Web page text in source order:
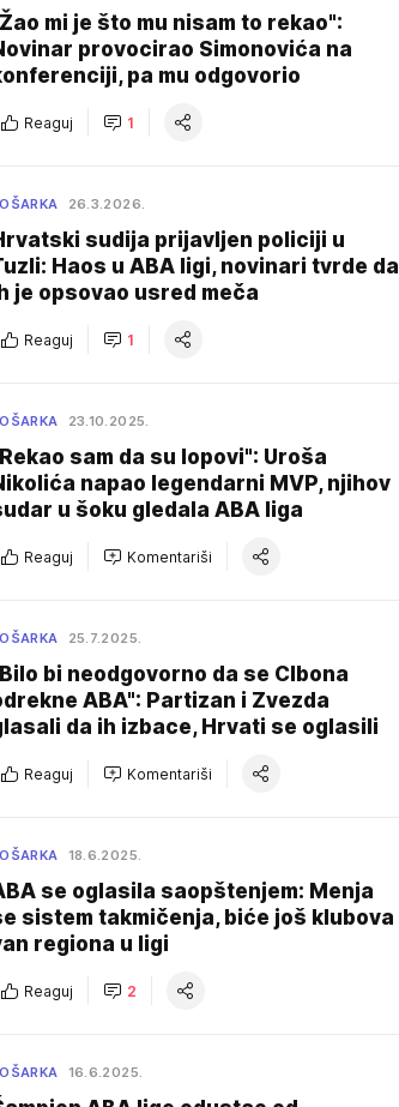
mi je što mu nisam to rekao":
provocirao Simonovića na
pa mu odgovorio
Reaguj 1
26.3.2026.
sudija prijavljen policiji u
Haos u ABA ligi, novinari tvrde da
je opsovao usred meča
Reaguj 1
23.10.2025.
sam da su lopovi": Uroša
napao legendarni MVP, njihov
u šoku gledala ABA liga
Reaguj Komentariši
25.7.2025.
bi neodgovorno da se CIbona
ABA": Partizan i Zvezda
da ih izbace, Hrvati se oglasili
Reaguj Komentariši
18.6.2025.
se oglasila saopštenjem: Menja
sistem takmičenja, biće još klubova
regiona u ligi
Reaguj 2
16.6.2025.